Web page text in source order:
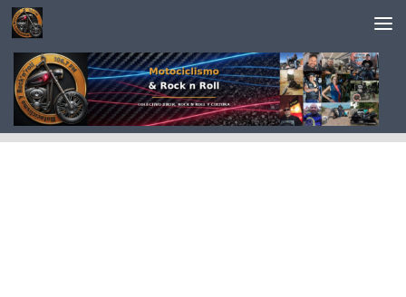
Saltar al contenido